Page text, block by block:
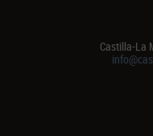
Castilla-La